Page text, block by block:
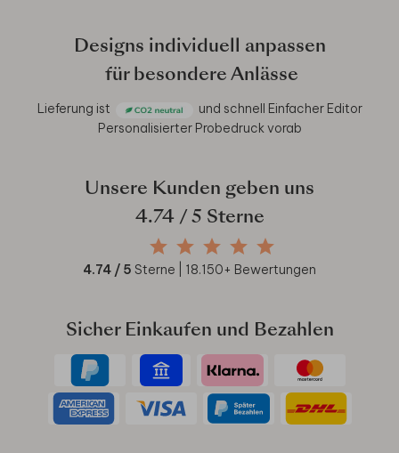
Designs individuell anpassen
für besondere Anlässe
Lieferung ist und schnell Einfacher Editor
Personalisierter Probedruck vorab
Unsere Kunden geben uns
4.74/ 5 Sterne
4.74 / 5 Sterne | 18.150+ Bewertungen
Sicher Einkaufen und Bezahlen